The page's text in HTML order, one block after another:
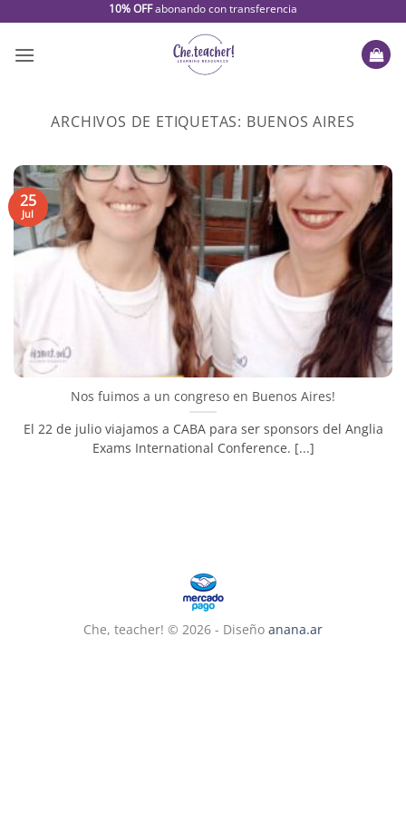
contenido
10% OFFabonando con transferencia
ARCHIVOS DE ETIQUETAS: BUENOS AIRES
Nos fuimos a un congreso en Buenos Aires!
El 22 de julio viajamos a CABA para ser sponsors del Anglia
Exams International Conference. [...]
25
Jul
Che, teacher! © 2026 - Diseño anana.ar